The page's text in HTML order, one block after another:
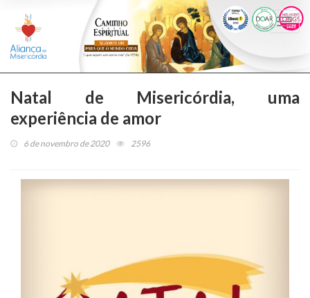
Natal de Misericórdia, uma
experiência de amor
6 de novembro de 2020 2596